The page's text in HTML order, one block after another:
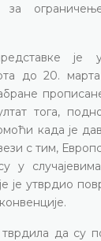
за
је
до 20.
тога,
када је
с тим,
у
је утврдио
да су